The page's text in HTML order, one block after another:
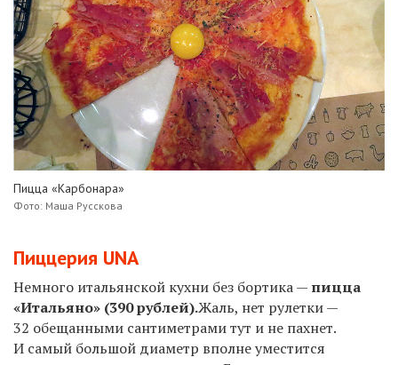
Пицца «Карбонара»
Фото: Маша Русскова
Пиццерия UNA
Немного итальянской кухни без бортика — пицца
«Итальяно» (390 рублей).Жаль, нет рулетки —
32 обещанными сантиметрами тут и не пахнет.
И самый большой диаметр вполне уместится